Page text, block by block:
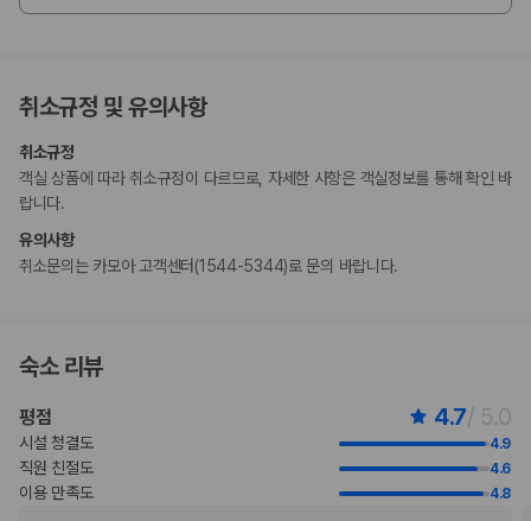
수영장 이용 시간은 08:00 ~ 20:00입니다.
이용 상황에 따라 객실 연결이 가능하며, 예약 확인 메일에 나와 있는 번호
예약 확인 메일에 나와 있는 연락처 정보로 해당 숙박 시설에 직접 연락하
여 반려동물 동반과 관련된 사항을 문의하실 수 있습니다. 동반 시 추가 요
금이 부과되며 요금 섹션에서 확인하실 수 있습니다.
고객의 안전을 위해 모든 거래 시 현금 없이 결제 가능 등의 조치를 시행 중
입니다.
추가 안내사항
주문 요리 아침 식사 요금: 성인 USD 20 ~ 50, 어린이 USD 15 ~ 30(대
략적인 금액)
객실 내 무선 인터넷 요금: 1일 기준 USD 14.99(요금 변동 가능)
주차 대행 요금: 1일 기준, USD 89(자유롭게 출입 가능)
취소규정 및 유의사항
취소규정
객실 상품에 따라 취소규정이 다르므로, 자세한 사항은 객실정보를 통해 확인 바
랍니다.
유의사항
취소문의는 카모아 고객센터(1544-5344)로 문의 바랍니다.
숙소 리뷰
평점 4.7/ 5.0
시설 청결도 4.9
직원 친절도 4.6
이용 만족도 4.8